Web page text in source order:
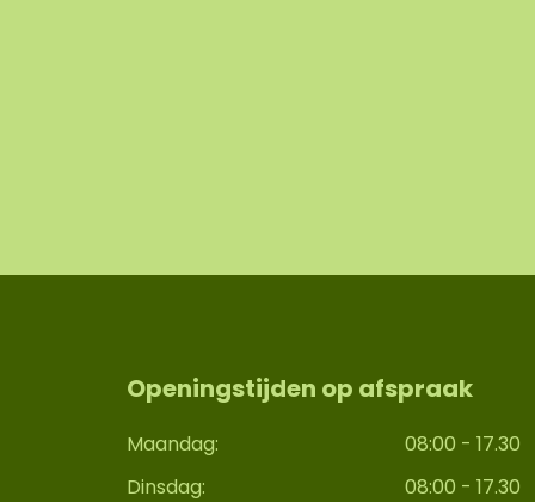
Openingstijden op afspraak
Maandag:
08:00 - 17.30
Dinsdag:
08:00 - 17.30